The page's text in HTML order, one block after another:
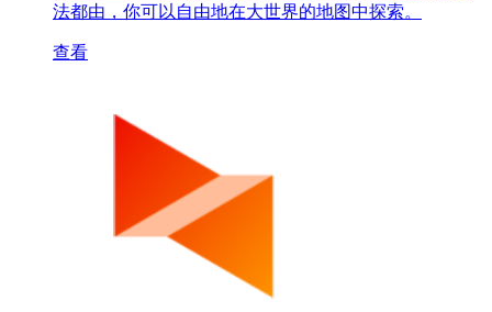
法都由，你可以自由地在大世界的地图中探索。
查看